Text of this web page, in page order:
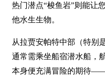
热门潜点“梭鱼岩”则能让
他水生生物。
从拉贾安帕特中部（特别
通常需乘坐船宿潜水船，
本身便充满冒险的期待